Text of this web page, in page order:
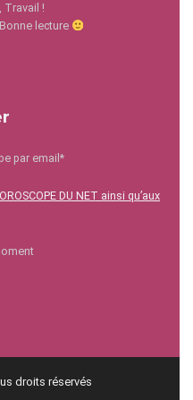
Travail !
lecture
par email*
DU NET ainsi qu’aux
droits réservés